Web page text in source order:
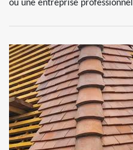
ou une entreprise